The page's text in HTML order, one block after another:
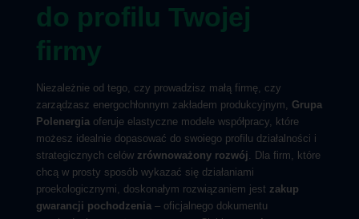
do profilu Twojej
firmy
Niezależnie od tego, czy prowadzisz małą firmę, czy
zarządzasz energochłonnym zakładem produkcyjnym, Grupa
Polenergia oferuje elastyczne modele współpracy, które
możesz idealnie dopasować do swoiego profilu działalności i
strategicznych celów zrównoważony rozwój. Dla firm, które
chcą w prosty sposób wykazać się działaniami
proekologicznymi, doskonałym rozwiązaniem jest zakup
gwarancji pochodzenia – oficjalnego dokumentu